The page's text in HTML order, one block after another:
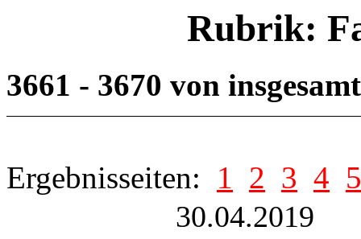
Rubrik:
3661 - 3670 von
Ergebnisseiten: 1 2 3 4 5
30.04.2019